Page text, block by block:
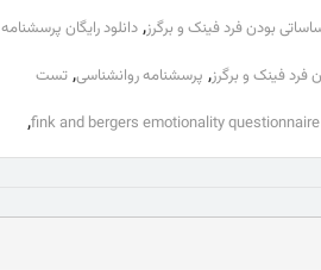
بودن فرد فینک و برگرز, دانلود رایگان پرسشنامه
فرد فینک و برگرز, پرسشنامه روانشناسی, تست
,